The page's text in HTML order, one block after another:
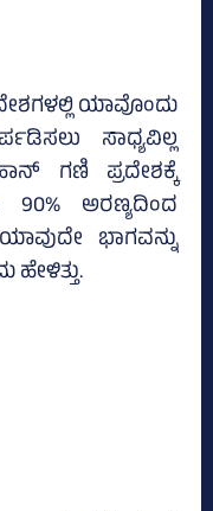
ಯಾವೊಂದು
ಸಾಧ್ಯವಿಲ್ಲ
ಗಣಿ ಪ್ರದೇಶಕ್ಕೆ
90% ಅರಣ್ಯದಿಂದ
ಭಾಗವನ್ನು
ಹೇಳಿತ್ತು.